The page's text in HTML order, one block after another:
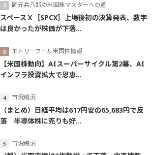
岡元兵八郎の米国株マスターへの道
スペースＸ［SPCX］上場後初の決算発表、数字
は良かったが株価が下落...
モトリーフール米国株情報
【米国株動向】AIスーパーサイクル第2幕、AI
インフラ投資拡大で恩恵...
市況概況
（まとめ）日経平均は617円安の65,683円で反
落 半導体株に売りも好...
市況概況